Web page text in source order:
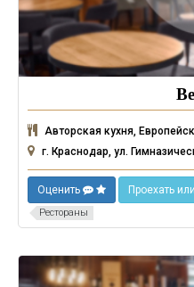
Авторская кухня,
г. Краснодар, ул.
Оценить Проехать
Рестораны